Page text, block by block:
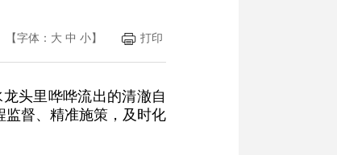
【字体： 大 中 小】 打印
头里哗哗流出的清澈自
督、精准施策，及时化